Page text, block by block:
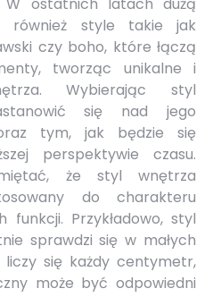
również style takie jak
czy boho, które łączą
tworząc unikalne i
Wybierając styl
się nad jego
tym, jak będzie się
perspektywie czasu.
że styl wnętrza
do charakteru
funkcji. Przykładowo, styl
sprawdzi się w małych
liczy się każdy centymetr,
może być odpowiedni